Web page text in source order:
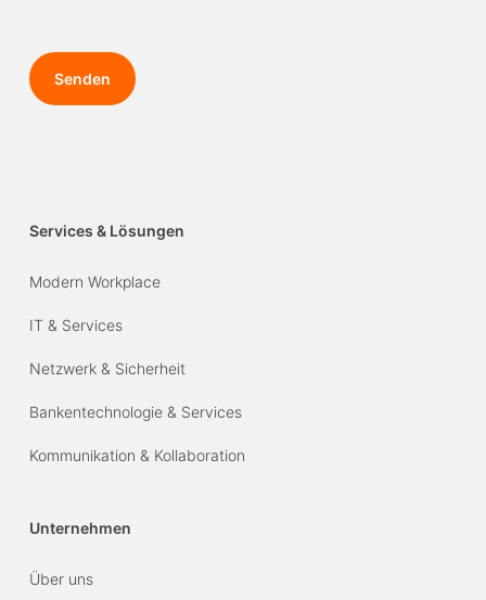
Services & Lösungen
Modern Workplace
IT & Services
Netzwerk & Sicherheit
Bankentechnologie & Services
Kommunikation & Kollaboration
Unternehmen
Über uns